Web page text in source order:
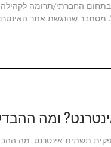
החברתי/תרומה
מסתבר שהנגשת אתר
ומה
תשתית אינטרנט. מה